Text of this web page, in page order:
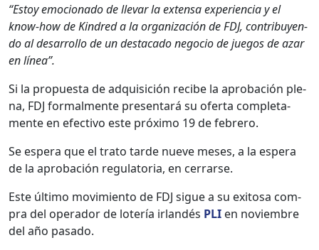
“Estoy emo­ciona­do de lle­var la exten­sa expe­ri­en­cia y el
know-how de Kin­dred a la orga­ni­zación de FDJ, con­tribuyen­
do al desar­rol­lo de un desta­ca­do nego­cio de jue­gos de azar
en línea”.
Si la prop­ues­ta de adquisi­ción recibe la aprobación ple­
na, FDJ for­mal­mente pre­sen­tará su ofer­ta com­ple­ta­
mente en efec­ti­vo este próx­i­mo 19 de febrero.
Se espera que el tra­to tarde nueve meses, a la espera
de la aprobación reg­u­la­to­ria, en cer­rarse.
Este últi­mo movimien­to de FDJ sigue a su exi­tosa com­
pra del oper­ador de lotería irlandés PLI en noviem­bre
del año pasa­do.